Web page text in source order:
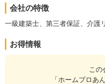
していただきました。常に気配
を任せることができました。ま
足を運んでくださり、長年地元
た。さらに、最後の納品時には
行ってくださり、仕上がりや品
だけたことで、最後まで高い安
会社の特徴
一級建築士、第三者保証、介護
お得情報
この
「ホームプロあ